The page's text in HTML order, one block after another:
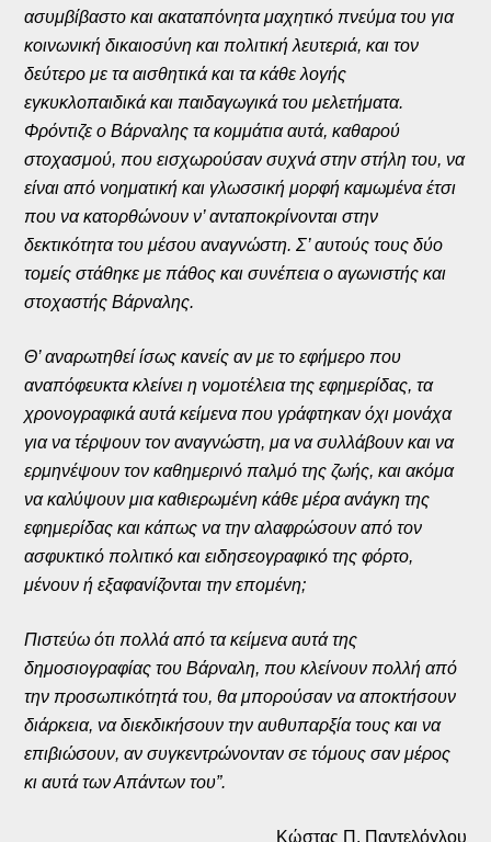
ασυμβίβαστο και ακαταπόνητα μαχητικό πνεύμα του για
κοινωνική δικαιοσύνη και πολιτική λευτεριά, και τον
δεύτερο με τα αισθητικά και τα κάθε λογής
εγκυκλοπαιδικά και παιδαγωγικά του μελετήματα.
Φρόντιζε ο Βάρναλης τα κομμάτια αυτά, καθαρού
στοχασμού, που εισχωρούσαν συχνά στην στήλη του, να
είναι από νοηματική και γλωσσική μορφή καμωμένα έτσι
που να κατορθώνουν ν’ ανταποκρίνονται στην
δεκτικότητα του μέσου αναγνώστη. Σ’ αυτούς τους δύο
τομείς στάθηκε με πάθος και συνέπεια ο αγωνιστής και
στοχαστής Βάρναλης.
Θ’ αναρωτηθεί ίσως κανείς αν με το εφήμερο που
αναπόφευκτα κλείνει η νομοτέλεια της εφημερίδας, τα
χρονογραφικά αυτά κείμενα που γράφτηκαν όχι μονάχα
για να τέρψουν τον αναγνώστη, μα να συλλάβουν και να
ερμηνέψουν τον καθημερινό παλμό της ζωής, και ακόμα
να καλύψουν μια καθιερωμένη κάθε μέρα ανάγκη της
εφημερίδας και κάπως να την αλαφρώσουν από τον
ασφυκτικό πολιτικό και ειδησεογραφικό της φόρτο,
μένουν ή εξαφανίζονται την επομένη;
Πιστεύω ότι πολλά από τα κείμενα αυτά της
δημοσιογραφίας του Βάρναλη, που κλείνουν πολλή από
την προσωπικότητά του, θα μπορούσαν να αποκτήσουν
διάρκεια, να διεκδικήσουν την αυθυπαρξία τους και να
επιβιώσουν, αν συγκεντρώνονταν σε τόμους σαν μέρος
κι αυτά των Απάντων του”.
Κώστας Π. Παντελόγλου